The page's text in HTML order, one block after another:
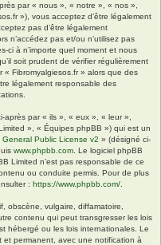
par « nous », « notre », « nos »,
»), vous acceptez d’être légalement
pas d’être légalement
n’accédez pas et/ou n’utilisez pas
ci à n’importe quel moment et nous
soit prudent de vérifier régulièrement
« Fibromyalgiesos.fr » alors que des
légalement responsable des
par « ils », « eux », « leur »,
», « Équipes phpBB ») qui est un
General Public License v2 » (désigné ci-
www.phpbb.com . Le logiciel phpBB
Limited n’est pas responsable de ce
ou conduite permis. Pour de plus
: https://www.phpbb.com/
obscène, vulgaire, diffamatoire,
contenu qui peut transgresser les lois
hébergé ou les lois internationales. Le
et permanent, avec une notification à